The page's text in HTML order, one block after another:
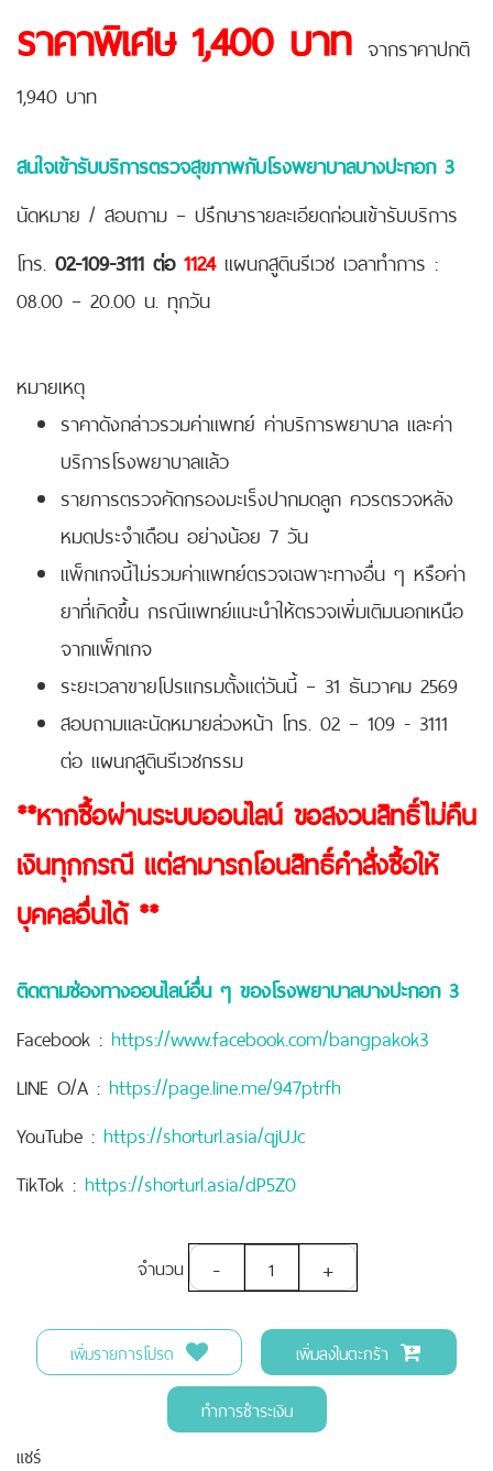
ราคาพิเศษ 1,400 บาท จากราคาปกติ
1,940 บาท
สนใจเข้ารับบริการตรวจสุขภาพกับโรงพยาบาลบางปะกอก 3
นัดหมาย / สอบถาม – ปรึกษารายละเอียดก่อนเข้ารับบริการ
โทร. 02-109-3111 ต่อ 1124แผนกสูตินรีเวช เวลาทำการ :
08.00 – 20.00 น. ทุกวัน
หมายเหตุ
ราคาดังกล่าวรวมค่าแพทย์ ค่าบริการพยาบาล และค่า
บริการโรงพยาบาลแล้ว
รายการตรวจคัดกรองมะเร็งปากมดลูก ควรตรวจหลัง
หมดประจำเดือน อย่างน้อย 7 วัน
แพ็กเกจนี้ไม่รวมค่าแพทย์ตรวจเฉพาะทางอื่น ๆ หรือค่า
ยาที่เกิดขึ้น กรณีแพทย์แนะนำให้ตรวจเพิ่มเติมนอกเหนือ
จากแพ็กเกจ
ระยะเวลาขายโปรแกรมตั้งแต่วันนี้ – 31 ธันวาคม 2569
สอบถามและนัดหมายล่วงหน้า โทร. 02 – 109 - 3111
ต่อ แผนกสูตินรีเวชกรรม
**หากซื้อผ่านระบบออนไลน์ ขอสงวนสิทธิ์ไม่คืน
เงินทุกกรณี แต่สามารถโอนสิทธิ์คำสั่งซื้อให้
บุคคลอื่นได้ **
ติดตามช่องทางออนไลน์อื่น ๆ ของโรงพยาบาลบางปะกอก 3
Facebook : https://www.facebook.com/bangpakok3
LINE O/A : https://page.line.me/947ptrfh
YouTube : https://shorturl.asia/qjUJc
TikTok : https://shorturl.asia/dP5Z0
จำนวน - +
เพิ่มรายการโปรด
เพิ่มลงในตะกร้า
ทำการชำระเงิน
แชร์